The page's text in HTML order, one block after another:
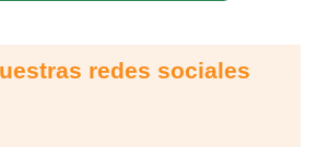
redes sociales